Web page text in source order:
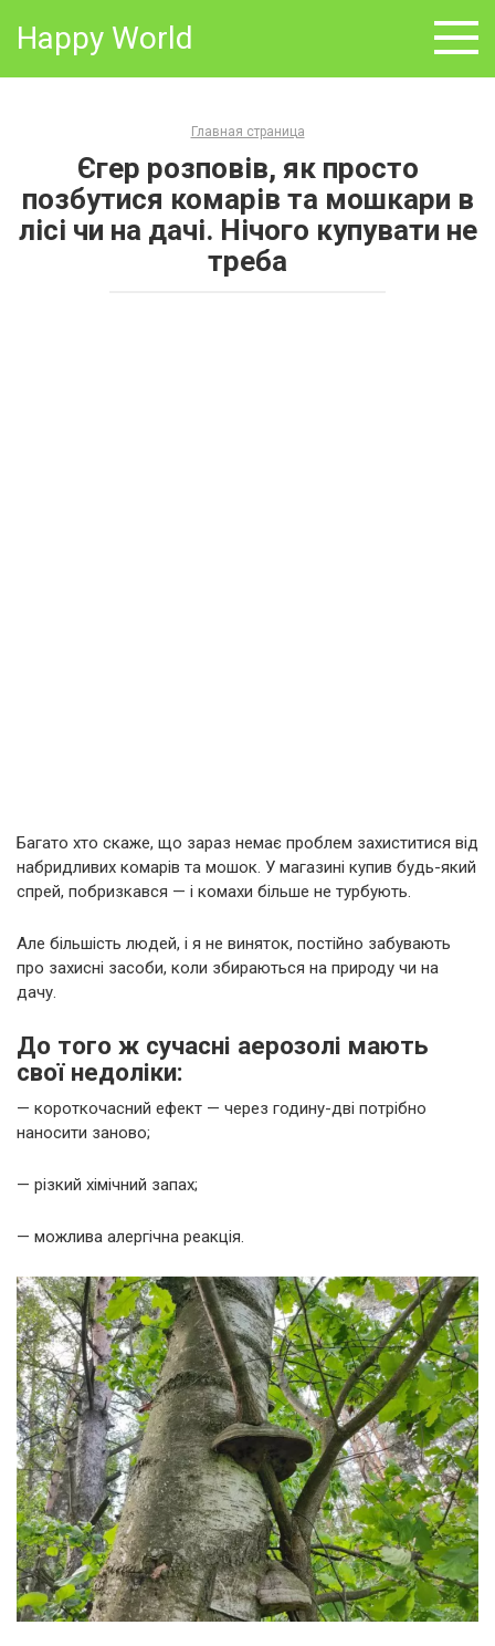
Happy World
Главная страница
Єгер розповів, як просто
позбутися комарів та мошкари в
лісі чи на дачі. Нічого купувати не
треба
Багато хто скаже, що зараз немає проблем захиститися від
набридливих комарів та мошок. У магазині купив будь-який
спрей, побризкався — і комахи більше не турбують.
Але більшість людей, і я не виняток, постійно забувають
про захисні засоби, коли збираються на природу чи на
дачу.
До того ж сучасні аерозолі мають
свої недоліки:
— короткочасний ефект — через годину-дві потрібно
наносити заново;
— різкий хімічний запах;
— можлива алергічна реакція.